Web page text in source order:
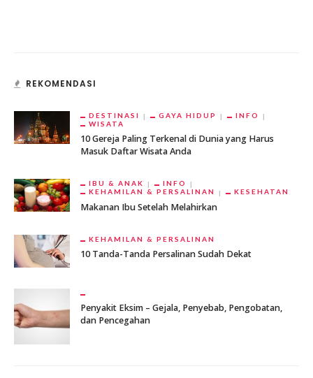
REKOMENDASI
DESTINASI GAYA HIDUP
INFO
WISATA
10 Gereja Paling Terkenal di Dunia yang Harus
Masuk Daftar Wisata Anda
IBU & ANAK
INFO
KEHAMILAN & PERSALINAN
KESEHATAN
Makanan Ibu Setelah Melahirkan
KEHAMILAN & PERSALINAN
10 Tanda-Tanda Persalinan Sudah Dekat
Penyakit Eksim – Gejala, Penyebab, Pengobatan,
dan Pencegahan